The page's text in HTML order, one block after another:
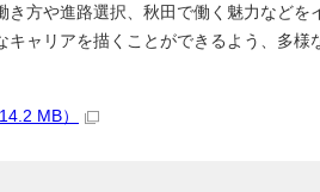
方や進路選択、秋田で働く魅力などを
ャリアを描くことができるよう、多様
MB）